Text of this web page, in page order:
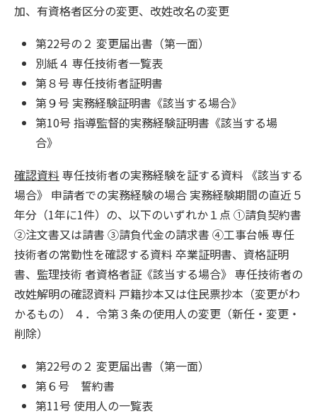
加、有資格者区分の変更、改姓改名の変更
第22号の２ 変更届出書（第一面）
別紙４ 専任技術者一覧表
第８号 専任技術者証明書
第９号 実務経験証明書《該当する場合》
第10号 指導監督的実務経験証明書《該当する場
合》
確認資料 専任技術者の実務経験を証する資料 《該当する
場合》 申請者での実務経験の場合 実務経験期間の直近５
年分（1年に1件）の、以下のいずれか１点 ①請負契約書
②注文書又は請書 ③請負代金の請求書 ④工事台帳 専任
技術者の常勤性を確認する資料 卒業証明書、資格証明
書、監理技術 者資格者証《該当する場合》 専任技術者の
改姓解明の確認資料 戸籍抄本又は住民票抄本（変更がわ
かるもの） ４．令第３条の使用人の変更（新任・変更・
削除）
第22号の２ 変更届出書（第一面）
第６号 誓約書
第11号 使用人の一覧表